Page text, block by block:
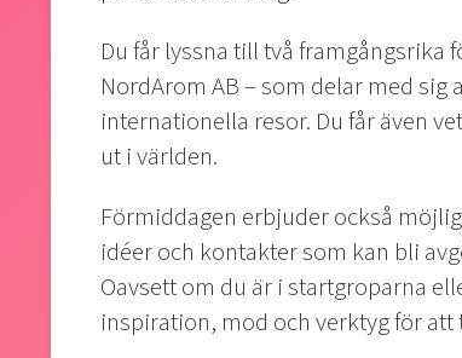
Du får lyssna till två framgångsrika
NordArom AB – som delar med
internationella resor. Du får även
ut i världen.
Förmiddagen erbjuder också
idéer och kontakter som kan bli
Oavsett om du är i startgroparna
inspiration, mod och verktyg för att